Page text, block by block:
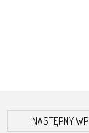
NASTĘPNY